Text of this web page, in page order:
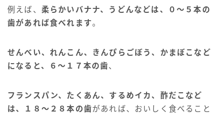
例えば、 柔らかいバナナ、うどんなどは、０～５本の
歯があれば食べれます。
せんべい、れんこん、きんぴらごぼう、かまぼこなど
になると、６～１７本の歯、
フランスパン、たくあん、するめイカ、酢だこなど
は、１８～２８本の歯があれば、おいしく食べること